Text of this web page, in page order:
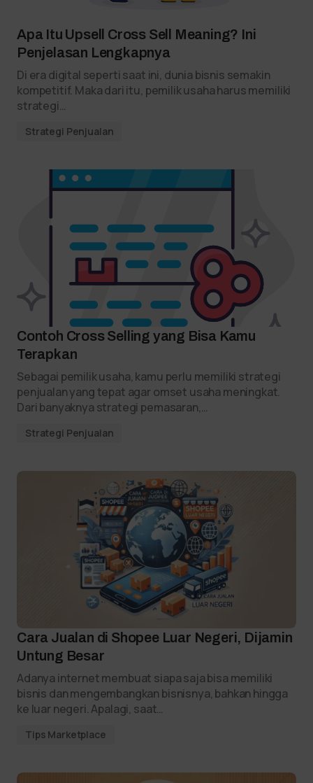
Apa Itu Upsell Cross Sell Meaning? Ini
Penjelasan Lengkapnya
Di era digital seperti saat ini, dunia bisnis semakin
kompetitif. Maka dari itu, pemilik usaha harus memiliki
strategi…
Strategi Penjualan
Contoh Cross Selling yang Bisa Kamu
Terapkan
Sebagai pemilik usaha, kamu perlu memiliki strategi
penjualan yang tepat agar omset usaha meningkat.
Dari banyaknya strategi pemasaran,…
Strategi Penjualan
Cara Jualan di Shopee Luar Negeri, Dijamin
Untung Besar
Adanya internet membuat siapa saja bisa memiliki
bisnis dan mengembangkan bisnisnya, bahkan hingga
ke luar negeri. Apalagi, saat…
Tips Marketplace